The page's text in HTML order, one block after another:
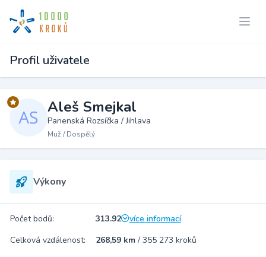
Profil uživatele
Aleš Smejkal
Panenská Rozsíčka / Jihlava
Muž / Dospělý
Výkony
Počet bodů: 313.92
více informací
Celková vzdálenost:
268,59 km / 355 273 kroků